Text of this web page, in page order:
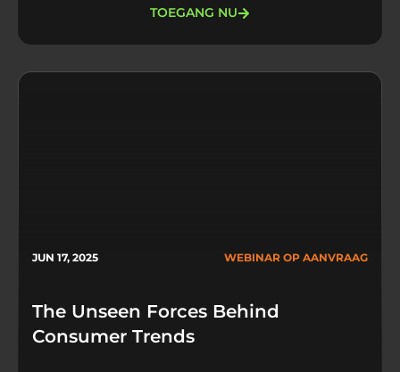
TOEGANG NU
JUN 17, 2025 WEBINAR OP AANVRAAG
The Unseen Forces Behind
Consumer Trends